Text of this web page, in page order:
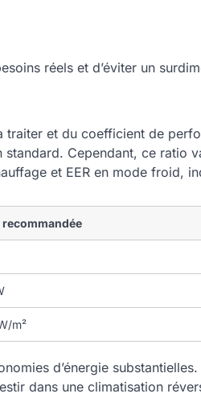
réels et d’éviter un
et du coefficient de
Cependant, ce ratio
et EER en mode froid,
recommandée
m²
d’énergie
dans une climatisation